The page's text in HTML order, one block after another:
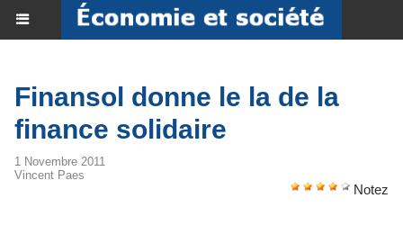
Finansol donne le la de la
finance solidaire
1 Novembre 2011
Vincent Paes
Notez